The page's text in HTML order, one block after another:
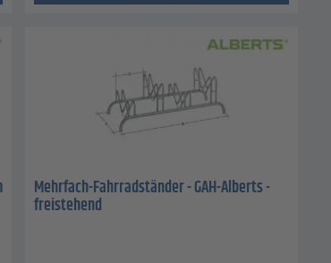
Mehrfach-Fahrradständer - GAH-Alberts -
freistehend